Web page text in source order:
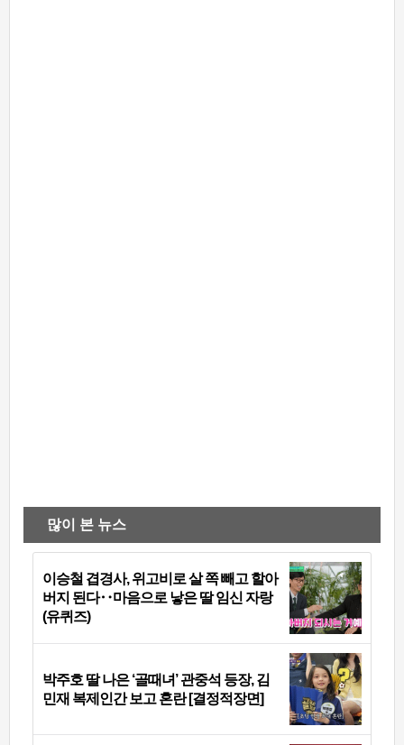
많이 본 뉴스
이승철 겹경사, 위고비로 살 쪽 빼고 할아
버지 된다‥마음으로 낳은 딸 임신 자랑
(유퀴즈)
박주호 딸 나은 ‘골때녀’ 관중석 등장, 김
민재 복제인간 보고 혼란 [결정적장면]